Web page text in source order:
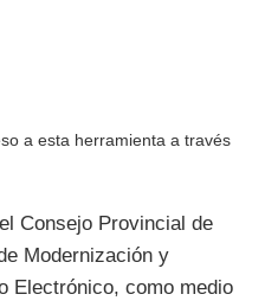
a esta herramienta a través
Consejo Provincial de
Modernización y
Electrónico, como medio